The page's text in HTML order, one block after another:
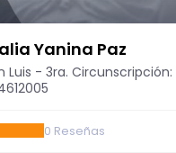
Yanina Paz
Luis - 3ra.
0 Reseñas